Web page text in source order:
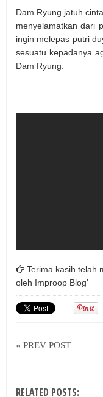
Dam Ryung jatuh
menyelamatkan dari
ingin melepas putri
sesuatu kepadanya
Dam Ryung.
Terima kasih telah
oleh Improop Blog'
« PREV POST
RELATED POSTS: